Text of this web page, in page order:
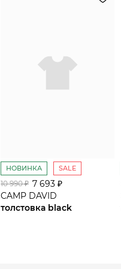
НОВИНКА SALE
10 990 ₽ 7 693 ₽
CAMP DAVID
толстовка black